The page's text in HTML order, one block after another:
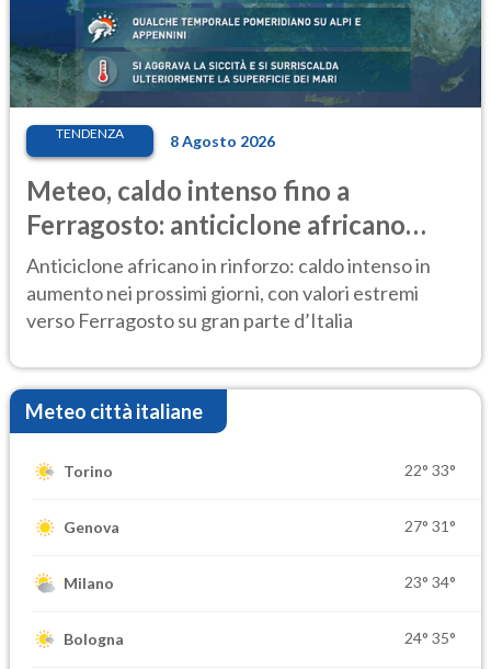
TENDENZA 8 Agosto 2026
Meteo, caldo intenso fino a
Ferragosto: anticiclone africano
ancora protagonista
Anticiclone africano in rinforzo: caldo intenso in
aumento nei prossimi giorni, con valori estremi
verso Ferragosto su gran parte d’Italia
Meteo città italiane
Torino 22° 33°
Genova 27° 31°
Milano 23° 34°
Bologna 24° 35°